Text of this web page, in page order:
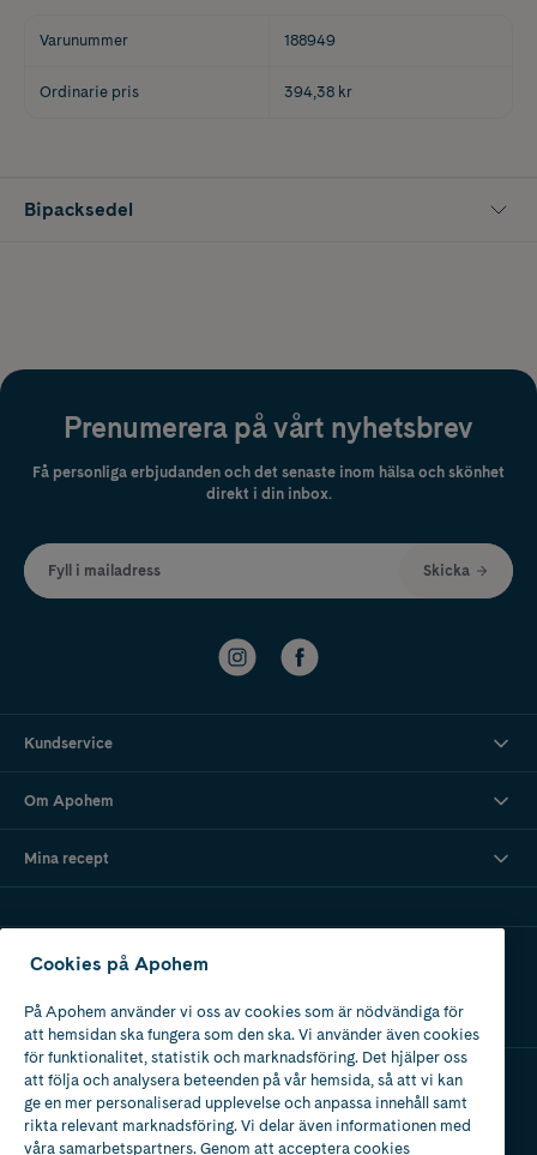
Varunummer 188949
Ordinarie pris 394,38 kr
Bipacksedel
Prenumerera på vårt nyhetsbrev
Få personliga erbjudanden och det senaste inom hälsa och skönhet
direkt i din inbox.
Fyll i mailadress Skicka
Kundservice
Om Apohem
Mina recept
Ladda ner vår app
Apotek med tillstånd
av Läkemedelsverket
Cookies på Apohem
På Apohem använder vi oss av cookies som är nödvändiga för
att hemsidan ska fungera som den ska. Vi använder även cookies
för funktionalitet, statistik och marknadsföring. Det hjälper oss
att följa och analysera beteenden på vår hemsida, så att vi kan
ge en mer personaliserad upplevelse och anpassa innehåll samt
rikta relevant marknadsföring. Vi delar även informationen med
våra samarbetspartners. Genom att acceptera cookies